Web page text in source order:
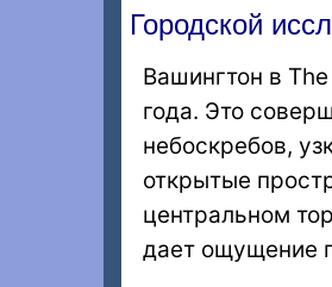
Городской
Вашингтон в
года. Это
небоскребов,
открытые
центральном
дает ощущение